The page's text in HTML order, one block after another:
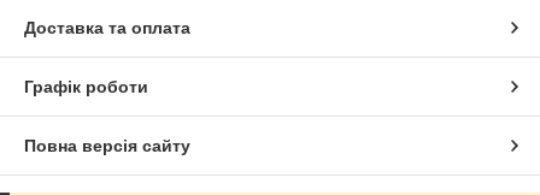
Доставка та оплата
Графік роботи
Повна версія сайту